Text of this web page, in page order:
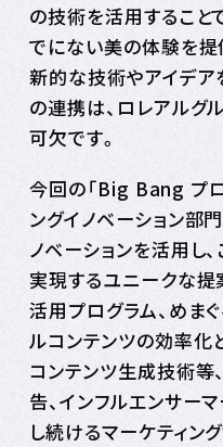
の技術を活用すること
でにない美の体験を提
新的な技術やアイデア
の連携は、ロレアルグ
可欠です。
今回の「Big Bang プロ
ングイノベーション部
ノベーションを活用し
実現するユニークな提
活用プログラム、めま
ルコンテンツの効率化
コンテンツ生成技術等
告、インフルエンサー
し続けるマーケティン